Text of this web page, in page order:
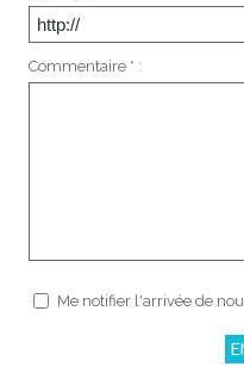
Commentaire * :
Me notifier l'arrivée de